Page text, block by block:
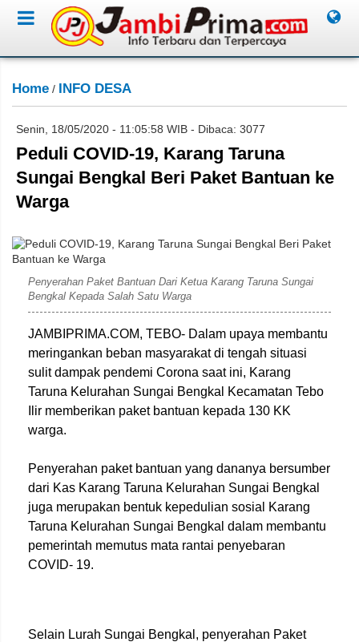
Home / INFO DESA
Senin, 18/05/2020 - 11:05:58 WIB - Dibaca: 3077
Peduli COVID-19, Karang Taruna
Sungai Bengkal Beri Paket Bantuan ke
Warga
Penyerahan Paket Bantuan Dari Ketua Karang Taruna Sungai
Bengkal Kepada Salah Satu Warga
JAMBIPRIMA.COM, TEBO- Dalam upaya membantu
meringankan beban masyarakat di tengah situasi
sulit dampak pendemi Corona saat ini, Karang
Taruna Kelurahan Sungai Bengkal Kecamatan Tebo
Ilir memberikan paket bantuan kepada 130 KK
warga.
Penyerahan paket bantuan yang dananya bersumber
dari Kas Karang Taruna Kelurahan Sungai Bengkal
juga merupakan bentuk kepedulian sosial Karang
Taruna Kelurahan Sungai Bengkal dalam membantu
pemerintah memutus mata rantai penyebaran
COVID- 19.
Selain Lurah Sungai Bengkal, penyerahan Paket